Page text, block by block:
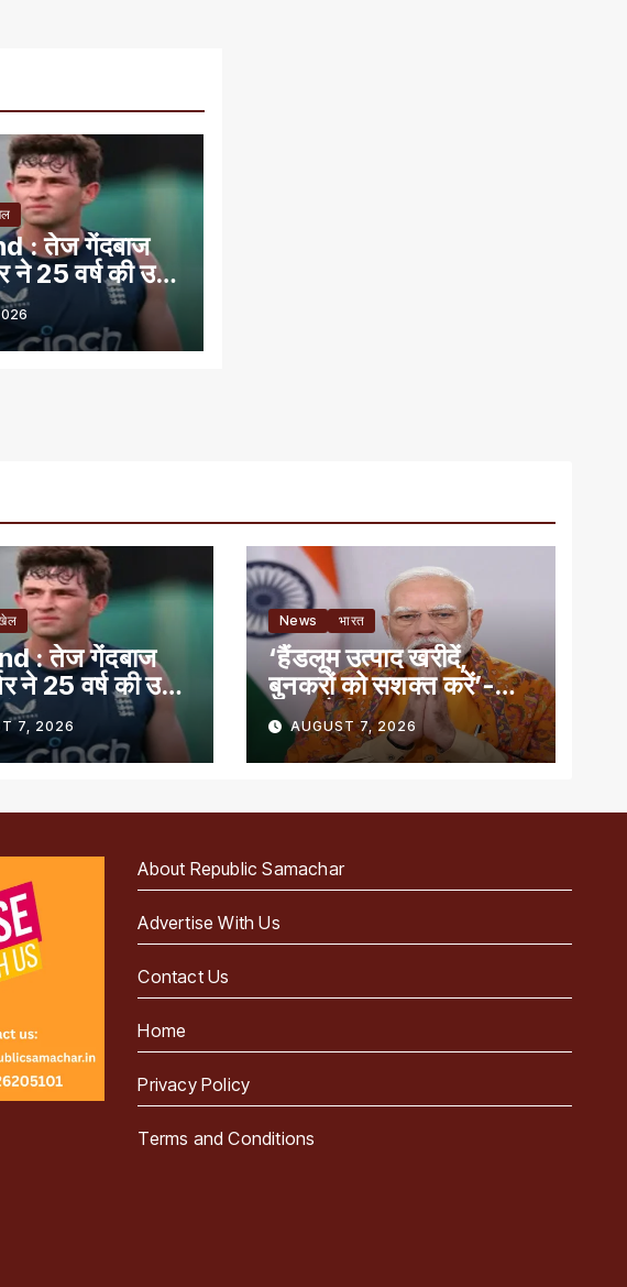
: तेज गेंदबाज
ने 25 वर्ष की उम्र
संन्यास
: तेज गेंदबाज
ने 25 वर्ष की उम्र
संन्यास
7, 2026
News भारत
‘हैंडलूम उत्पाद खरीदें,
बुनकरों को सशक्त करें’-
पीएम मोदी
AUGUST 7, 2026
About Republic Samachar
Advertise With Us
Contact Us
Home
Privacy Policy
Terms and Conditions